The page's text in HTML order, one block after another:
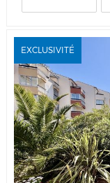
EXCLUSIVITÉ